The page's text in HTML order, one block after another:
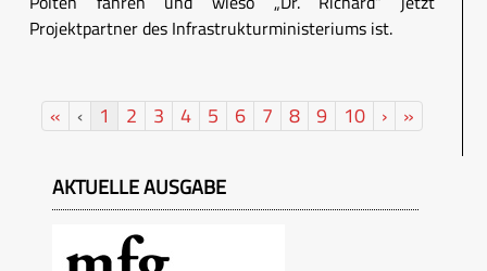
Projektpartner des Infrastrukturministeriums ist.
« ‹ 1 2 3 4 5 6 7 8 9 10 › »
AKTUELLE AUSGABE